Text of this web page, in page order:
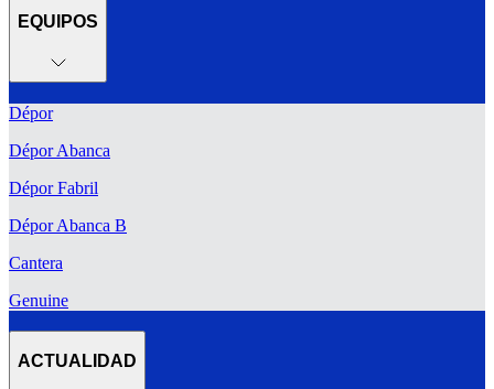
EQUIPOS
Dépor
Dépor Abanca
Dépor Fabril
Dépor Abanca B
Cantera
Genuine
ACTUALIDAD